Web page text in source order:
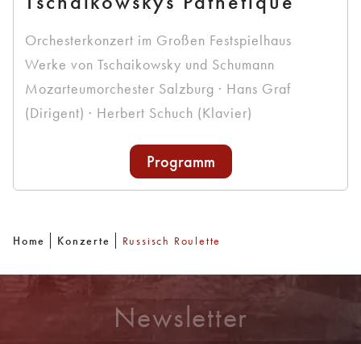
Orchesterkonzert im Großen Festspielhaus
Werke von Tschaikowsky und Schumann
Mozarteumorchester Salzburg · Hans Graf
(Dirigent) · Herbert Schuch (Klavier)
Programm
Home Konzerte Russisch Roulette
Newsletter